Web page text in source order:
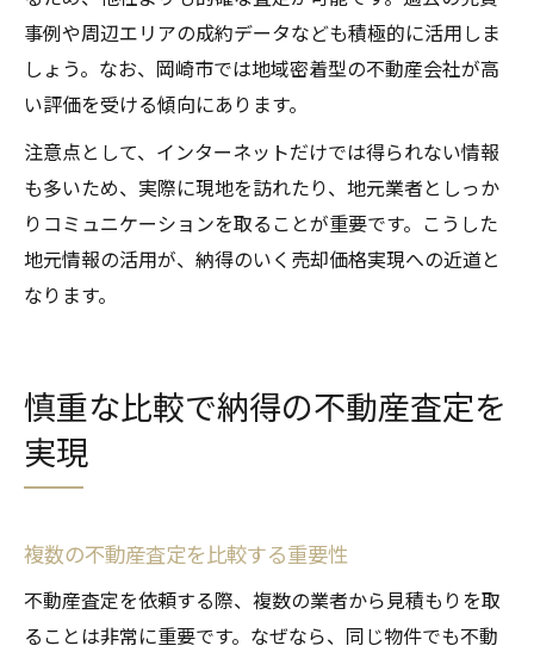
事例や周辺エリアの成約データなども積極的に活用しま
しょう。なお、岡崎市では地域密着型の不動産会社が高
い評価を受ける傾向にあります。
注意点として、インターネットだけでは得られない情報
も多いため、実際に現地を訪れたり、地元業者としっか
りコミュニケーションを取ることが重要です。こうした
地元情報の活用が、納得のいく売却価格実現への近道と
なります。
慎重な比較で納得の不動産査定を
実現
複数の不動産査定を比較する重要性
不動産査定を依頼する際、複数の業者から見積もりを取
ることは非常に重要です。なぜなら、同じ物件でも不動